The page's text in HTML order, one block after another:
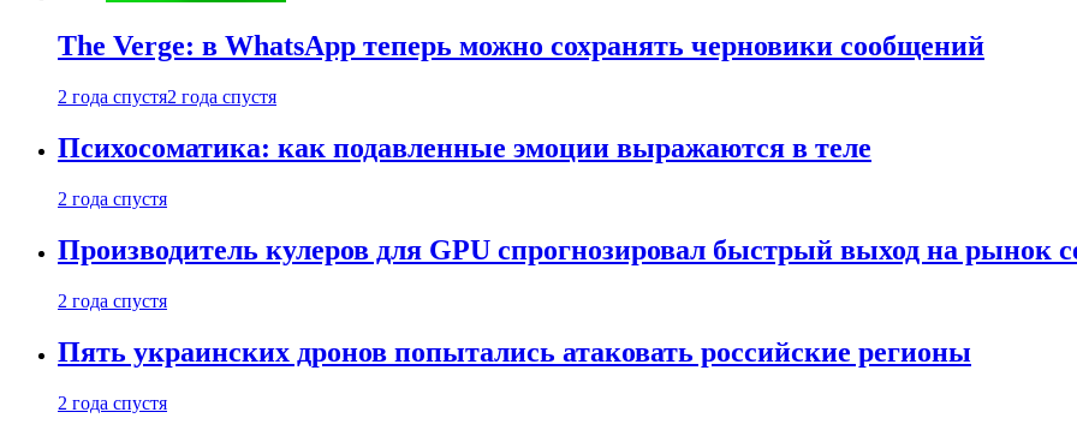
The Verge: в WhatsApp теперь можно сохранять черновики сообщений
2 года спустя2 года спустя
Психосоматика: как подавленные эмоции выражаются в теле
2 года спустя
Производитель кулеров для GPU спрогнозировал быстрый выход на рынок
2 года спустя
Пять украинских дронов попытались атаковать российские регионы
2 года спустя